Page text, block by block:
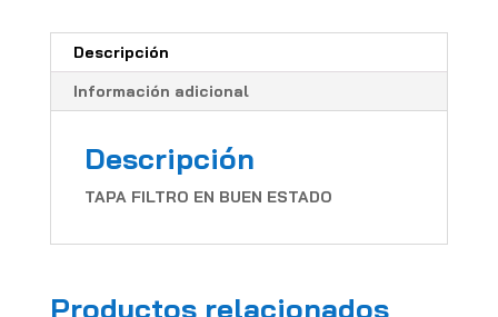
Descripción
Información adicional
Descripción
TAPA FILTRO EN BUEN ESTADO
Productos relacionados